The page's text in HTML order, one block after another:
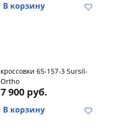
В корзину
кроссовки 65-157-3 Sursil-
Ortho
7 900 руб.
В корзину